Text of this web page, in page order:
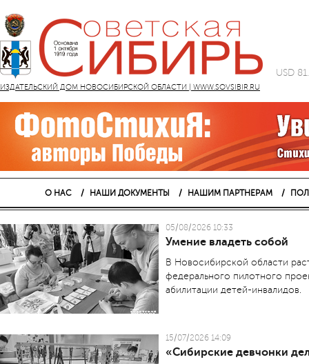
ИЗДАТЕЛЬСКИЙ ДОМ НОВОСИБИРСКОЙ ОБЛАСТИ | WWW.SOVSIBIR.RU
USD
О НАС НАШИ ДОКУМЕНТЫ НАШИМ ПАРТНЕРАМ
05/08/2026 10:33
Умение владеть собой
В Новосибирской области
федерального пилотного
абилитации детей-инвалидов.
15/07/2026 14:09
«Сибирские девчонки